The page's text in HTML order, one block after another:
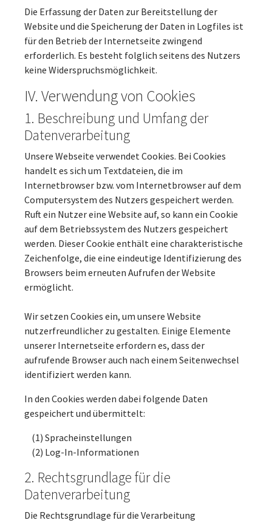
Die Erfassung der Daten zur Bereitstellung der
Website und die Speicherung der Daten in Logfiles ist
für den Betrieb der Internetseite zwingend
erforderlich. Es besteht folglich seitens des Nutzers
keine Widerspruchsmöglichkeit.
IV. Verwendung von Cookies
1. Beschreibung und Umfang der
Datenverarbeitung
Unsere Webseite verwendet Cookies. Bei Cookies
handelt es sich um Textdateien, die im
Internetbrowser bzw. vom Internetbrowser auf dem
Computersystem des Nutzers gespeichert werden.
Ruft ein Nutzer eine Website auf, so kann ein Cookie
auf dem Betriebssystem des Nutzers gespeichert
werden. Dieser Cookie enthält eine charakteristische
Zeichenfolge, die eine eindeutige Identifizierung des
Browsers beim erneuten Aufrufen der Website
ermöglicht.
Wir setzen Cookies ein, um unsere Website
nutzerfreundlicher zu gestalten. Einige Elemente
unserer Internetseite erfordern es, dass der
aufrufende Browser auch nach einem Seitenwechsel
identifiziert werden kann.
In den Cookies werden dabei folgende Daten
gespeichert und übermittelt:
(1) Spracheinstellungen
(2) Log-In-Informationen
2. Rechtsgrundlage für die
Datenverarbeitung
Die Rechtsgrundlage für die Verarbeitung